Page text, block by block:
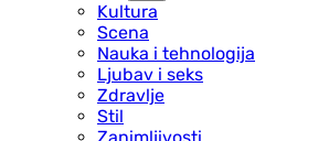
Kultura
Scena
Nauka i tehnologija
Ljubav i seks
Zdravlje
Stil